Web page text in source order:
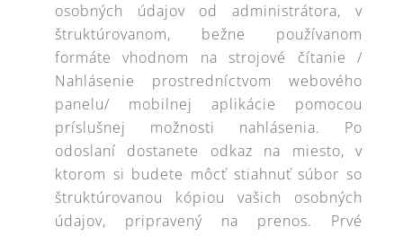
osobných údajov od administrátora, v
štruktúrovanom, bežne používanom
formáte vhodnom na strojové čítanie /
Nahlásenie prostredníctvom webového
panelu/ mobilnej aplikácie pomocou
príslušnej možnosti nahlásenia. Po
odoslaní dostanete odkaz na miesto, v
ktorom si budete môcť stiahnuť súbor so
štruktúrovanou kópiou vašich osobných
údajov, pripravený na prenos. Prvé